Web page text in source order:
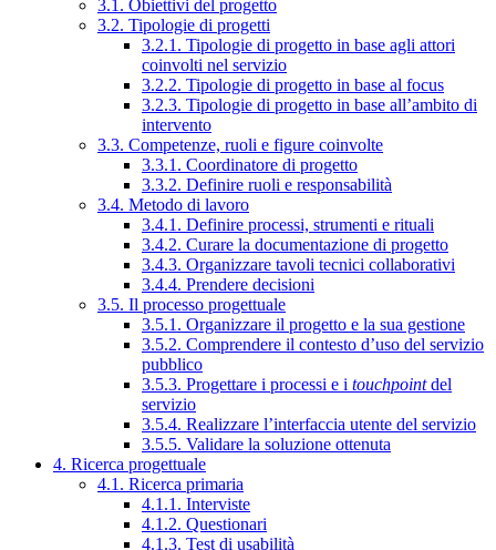
3.1. Obiettivi del progetto
3.2. Tipologie di progetti
3.2.1. Tipologie di progetto in base agli attori
coinvolti nel servizio
3.2.2. Tipologie di progetto in base al focus
3.2.3. Tipologie di progetto in base all’ambito di
intervento
3.3. Competenze, ruoli e figure coinvolte
3.3.1. Coordinatore di progetto
3.3.2. Definire ruoli e responsabilità
3.4. Metodo di lavoro
3.4.1. Definire processi, strumenti e rituali
3.4.2. Curare la documentazione di progetto
3.4.3. Organizzare tavoli tecnici collaborativi
3.4.4. Prendere decisioni
3.5. Il processo progettuale
3.5.1. Organizzare il progetto e la sua gestione
3.5.2. Comprendere il contesto d’uso del servizio
pubblico
3.5.3. Progettare i processi e i touchpointdel
servizio
3.5.4. Realizzare l’interfaccia utente del servizio
3.5.5. Validare la soluzione ottenuta
4. Ricerca progettuale
4.1. Ricerca primaria
4.1.1. Interviste
4.1.2. Questionari
4.1.3. Test di usabilità